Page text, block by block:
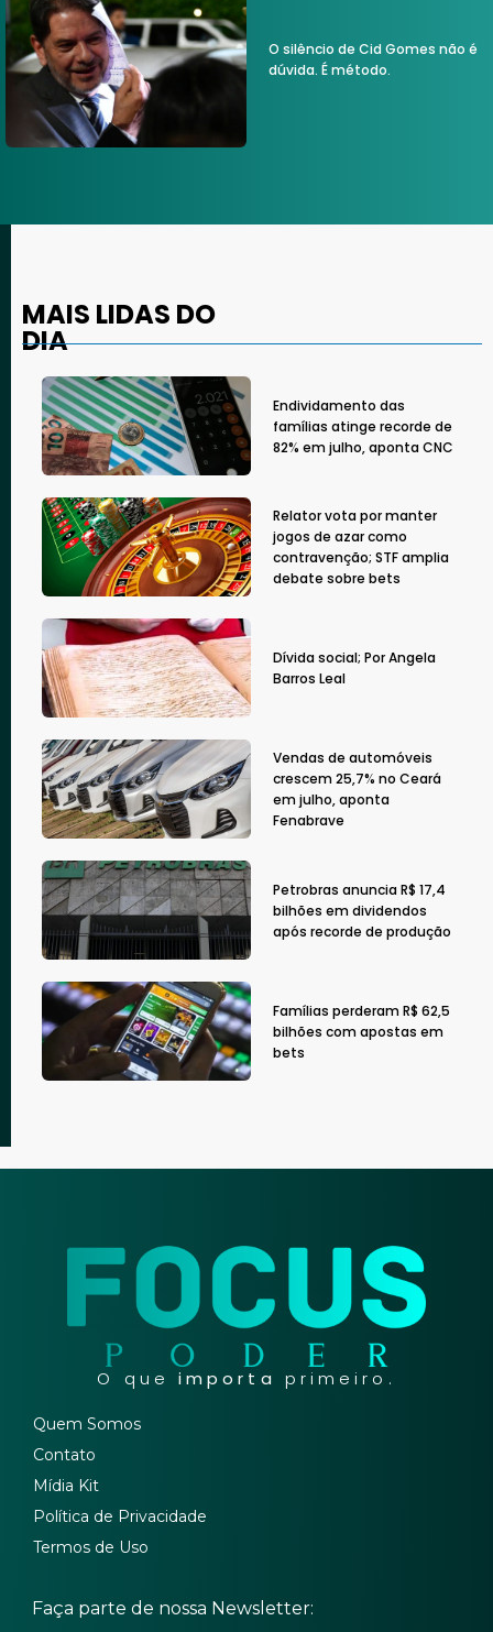
O silêncio de Cid Gomes não é
dúvida. É método.
MAIS LIDAS DO
DIA
Endividamento das
famílias atinge recorde de
82% em julho, aponta CNC
Relator vota por manter
jogos de azar como
contravenção; STF amplia
debate sobre bets
Dívida social; Por Angela
Barros Leal
Vendas de automóveis
crescem 25,7% no Ceará
em julho, aponta
Fenabrave
Petrobras anuncia R$ 17,4
bilhões em dividendos
após recorde de produção
Famílias perderam R$ 62,5
bilhões com apostas em
bets
O que importa primeiro.
Quem Somos
Contato
Mídia Kit
Política de Privacidade
Termos de Uso
Faça parte de nossa Newsletter: